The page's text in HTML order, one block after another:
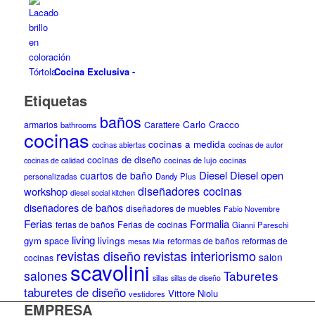
Cocina Exclusiva-
Etiquetas
armarios bathrooms baños Carattere Carlo Cracco
cocinas cocinas abiertas cocinas a medida cocinas de autor
cocinas de calidad cocinas de diseño cocinas de lujo cocinas
personalizadas cuartos de baño Dandy Plus Diesel Diesel open
workshop diesel social kitchen diseñadores cocinas
diseñadores de baños diseñadores de muebles Fabio Novembre
Ferias ferias de baños Ferias de cocinas Formalia Gianni Pareschi
gym space living livings mesas Mia reformas de baños reformas de
cocinas revistas diseño revistas interiorismo salon
salones scavolini sillas sillas de diseño Taburetes
taburetes de diseño vestidores Vittore Niolu
EMPRESA